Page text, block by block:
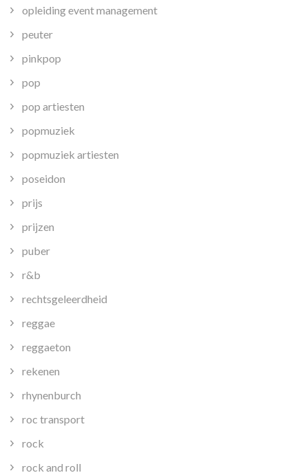
opleiding event management
peuter
pinkpop
pop
pop artiesten
popmuziek
popmuziek artiesten
poseidon
prijs
prijzen
puber
r&b
rechtsgeleerdheid
reggae
reggaeton
rekenen
rhynenburch
roc transport
rock
rock and roll